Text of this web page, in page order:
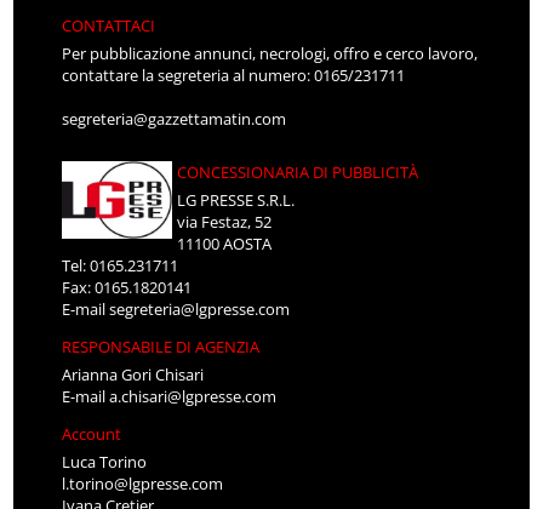
CONTATTACI
Per pubblicazione annunci, necrologi, offro e cerco lavoro,
contattare la segreteria al numero: 0165/231711
segreteria@gazzettamatin.com
CONCESSIONARIA DI PUBBLICITÀ
LG PRESSE S.R.L.
via Festaz, 52
11100 AOSTA
Tel: 0165.231711
Fax: 0165.1820141
E-mailsegreteria@lgpresse.com
RESPONSABILE DI AGENZIA
Arianna Gori Chisari
E-maila.chisari@lgpresse.com
Account
Luca Torino
l.torino@lgpresse.com